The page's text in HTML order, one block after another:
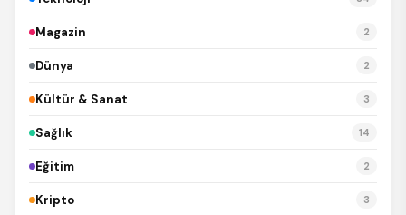
Magazin 2
Dünya 2
Kültür & Sanat 3
Sağlık 14
Eğitim 2
Kripto 3